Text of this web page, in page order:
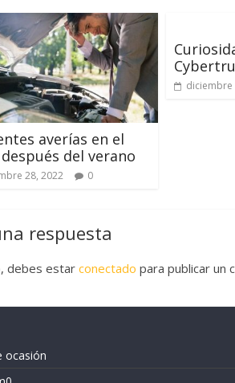
averías en el
del verano
28, 2022 0
diciembre
respuesta
debes estarconectado para publicar un
ocasión